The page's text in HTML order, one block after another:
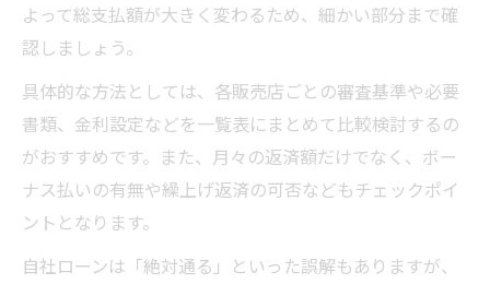
よって総支払額が大きく変わるため、細かい部分まで確
認しましょう。
具体的な方法としては、各販売店ごとの審査基準や必要
書類、金利設定などを一覧表にまとめて比較検討するの
がおすすめです。また、月々の返済額だけでなく、ボー
ナス払いの有無や繰上げ返済の可否などもチェックポイ
ントとなります。
自社ローンは「絶対通る」といった誤解もありますが、